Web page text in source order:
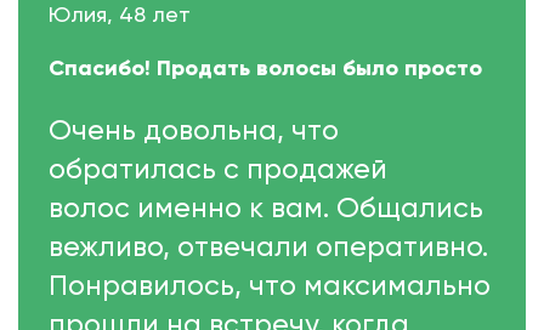
Юлия, 48 лет
Спасибо! Продать волосы было просто
Очень довольна, что
обратилась с продажей
волос именно к вам. Общались
вежливо, отвечали оперативно.
Понравилось, что максимально